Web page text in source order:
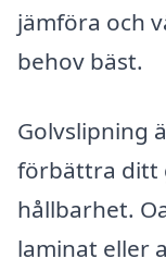
jämföra och
behov bäst.
Golvslipning
förbättra ditt
hållbarhet.
laminat eller